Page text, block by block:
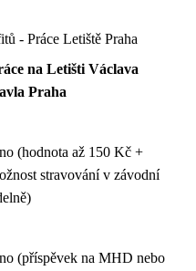
- Práce Letiště Praha
na Letišti Václava
Praha
(hodnota až 150 Kč +
stravování v závodní
(příspěvek na MHD nebo